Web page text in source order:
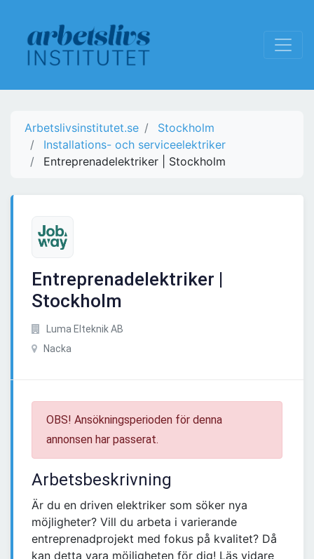
Arbetslivsinstitutet.se
Stockholm
Installations- och serviceelektriker
Entreprenadelektriker | Stockholm
Entreprenadelektriker |
Stockholm
Luma Elteknik AB
Nacka
OBS! Ansökningsperioden för denna
annonsen har passerat.
Arbetsbeskrivning
Är du en driven elektriker som söker nya
möjligheter? Vill du arbeta i varierande
entreprenadprojekt med fokus på kvalitet? Då
kan detta vara möjligheten för dig! Läs vidare